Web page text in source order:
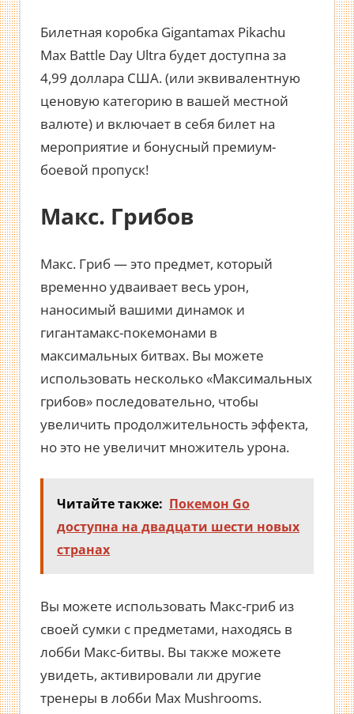
Билетная коробка Gigantamax Pikachu
Max Battle Day Ultra будет доступна за
4,99 доллара США. (или эквивалентную
ценовую категорию в вашей местной
валюте) и включает в себя билет на
мероприятие и бонусный премиум-
боевой пропуск!
Макс. Грибов
Макс. Гриб — это предмет, который
временно удваивает весь урон,
наносимый вашими динамок и
гигантамакс-покемонами в
максимальных битвах. Вы можете
использовать несколько «Максимальных
грибов» последовательно, чтобы
увеличить продолжительность эффекта,
но это не увеличит множитель урона.
Читайте также: Покемон Go
доступна на двадцати шести новых
странах
Вы можете использовать Макс-гриб из
своей сумки с предметами, находясь в
лобби Макс-битвы. Вы также можете
увидеть, активировали ли другие
тренеры в лобби Max Mushrooms.